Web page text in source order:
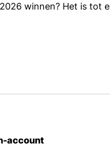
winnen? Het is tot
account